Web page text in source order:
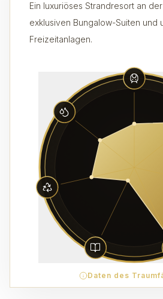
Ein luxuriöses Strandresort an
exklusiven Bungalow-Suiten und
Freizeitanlagen.
Daten des